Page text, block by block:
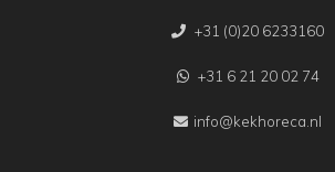
+31 (0)20 6233160
+31 6 21 20 02 74
info@kekhoreca.nl